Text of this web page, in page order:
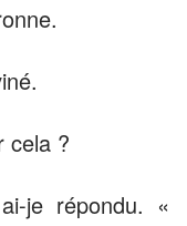
cela ?
je répondu. «